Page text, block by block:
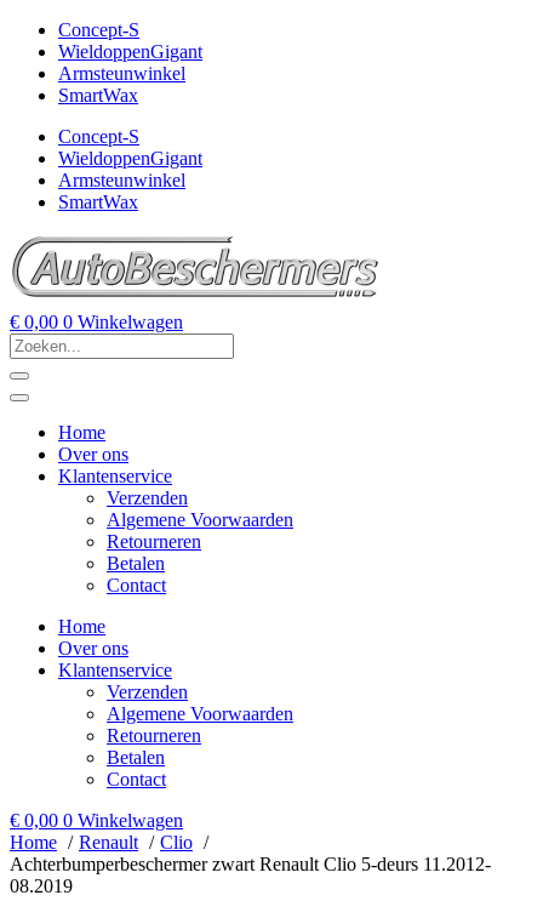
Concept-S
WieldoppenGigant
Armsteunwinkel
SmartWax
Concept-S
WieldoppenGigant
Armsteunwinkel
SmartWax
€ 0,00 0 Winkelwagen
Home
Over ons
Klantenservice
Verzenden
Algemene Voorwaarden
Retourneren
Betalen
Contact
Home
Over ons
Klantenservice
Verzenden
Algemene Voorwaarden
Retourneren
Betalen
Contact
€ 0,00 0 Winkelwagen
Home
Renault
Clio
Achterbumperbeschermer zwart Renault Clio 5-deurs 11.2012-
08.2019